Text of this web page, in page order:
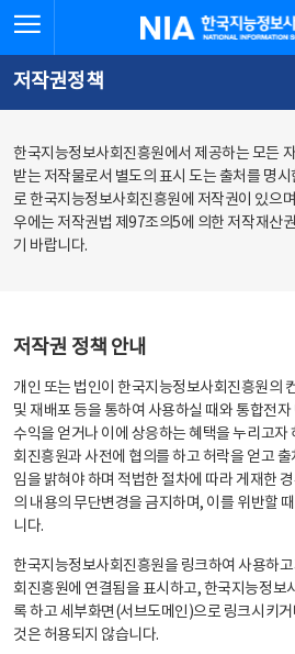
문
로
가
체
뉴
바
가
한국지능정보사회진흥원
저작권정책
한국지능정보사회진흥원에서 제공하는 모든
받는 저작물로서 별도의 표시 도는 출처를 명
로 한국지능정보사회진흥원에 저작권이 있으
우에는 저작권법 제97조의5에 의한 저작재산
기 바랍니다.
저작권 정책 안내
개인 또는 법인이 한국지능정보사회진흥원의
및 재배포 등을 통하여 사용하실 때와 통합전
수익을 얻거나 이에 상응하는 혜택을 누리고자
회진흥원과 사전에 협의를 하고 허락을 얻고
임을 밝혀야 하며 적법한 절차에 따라 게재한
의 내용의 무단변경을 금지하며, 이를 위반할
니다.
한국지능정보사회진흥원을 링크하여 사용하
회진흥원에 연결됨을 표시하고, 한국지능정보
록 하고 세부화면(서브도메인)으로 링크시키
것은 허용되지 않습니다.